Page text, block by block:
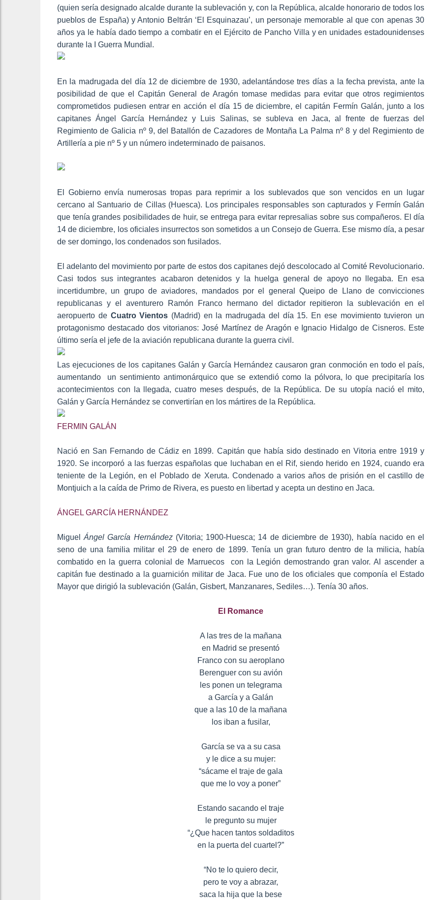
(quien sería designado alcalde durante la sublevación y, con la República, alcalde honorario de todos los
pueblos de España) y Antonio Beltrán ‘El Esquinazau’, un personaje memorable al que con apenas 30
años ya le había dado tiempo a combatir en el Ejército de Pancho Villa y en unidades estadounidenses
durante la I Guerra Mundial.
En la madrugada del día 12 de diciembre de 1930, adelantándose tres días a la fecha prevista, ante la
posibilidad de que el Capitán General de Aragón tomase medidas para evitar que otros regimientos
comprometidos pudiesen entrar en acción el día 15 de diciembre, el capitán Fermín Galán, junto a los
capitanes Ángel García Hernández y Luis Salinas, se subleva en Jaca, al frente de fuerzas del
Regimiento de Galicia nº 9, del Batallón de Cazadores de Montaña La Palma nº 8 y del Regimiento de
Artillería a pie nº 5 y un número indeterminado de paisanos.
El Gobierno envía numerosas tropas para reprimir a los sublevados que son vencidos en un lugar
cercano al Santuario de Cillas (Huesca). Los principales responsables son capturados y Fermín Galán
que tenía grandes posibilidades de huir, se entrega para evitar represalias sobre sus compañeros. El día
14 de diciembre, los oficiales insurrectos son sometidos a un Consejo de Guerra. Ese mismo día, a pesar
de ser domingo, los condenados son fusilados.
El adelanto del movimiento por parte de estos dos capitanes dejó descolocado al Comité Revolucionario.
Casi todos sus integrantes acabaron detenidos y la huelga general de apoyo no llegaba. En esa
incertidumbre, un grupo de aviadores, mandados por el general Queipo de Llano de convicciones
republicanas y el aventurero Ramón Franco hermano del dictador repitieron la sublevación en el
aeropuerto de Cuatro Vientos (Madrid) en la madrugada del día 15. En ese movimiento tuvieron un
protagonismo destacado dos vitorianos: José Martínez de Aragón e Ignacio Hidalgo de Cisneros. Este
último sería el jefe de la aviación republicana durante la guerra civil.
Las ejecuciones de los capitanes Galán y García Hernández causaron gran conmoción en todo el país,
aumentando un sentimiento antimonárquico que se extendió como la pólvora, lo que precipitaría los
acontecimientos con la llegada, cuatro meses después, de la República. De su utopía nació el mito,
Galán y García Hernández se convertirían en los mártires de la República.
FERMIN GALÁN
Nació en San Fernando de Cádiz en 1899. Capitán que había sido destinado en Vitoria entre 1919 y
1920. Se incorporó a las fuerzas españolas que luchaban en el Rif, siendo herido en 1924, cuando era
teniente de la Legión, en el Poblado de Xeruta. Condenado a varios años de prisión en el castillo de
Montjuich a la caída de Primo de Rivera, es puesto en libertad y acepta un destino en Jaca.
ÁNGEL GARCÍA HERNÁNDEZ
MiguelÁngel García Hernández(Vitoria; 1900-Huesca; 14 de diciembre de 1930), había nacido en el
seno de una familia militar el 29 de enero de 1899. Tenía un gran futuro dentro de la milicia, había
combatido en la guerra colonial de Marruecos con la Legión demostrando gran valor. Al ascender a
capitán fue destinado a la guarnición militar de Jaca. Fue uno de los oficiales que componía el Estado
Mayor que dirigió la sublevación (Galán, Gisbert, Manzanares, Sediles…). Tenía 30 años.
El Romance
A las tres de la mañana
en Madrid se presentó
Franco con su aeroplano
Berenguer con su avión
les ponen un telegrama
a García y a Galán
que a las 10 de la mañana
los iban a fusilar,
García se va a su casa
y le dice a su mujer:
“sácame el traje de gala
que me lo voy a poner”
Estando sacando el traje
le pregunto su mujer
“¿Que hacen tantos soldaditos
en la puerta del cuartel?”
“No te lo quiero decir,
pero te voy a abrazar,
saca la hija que la bese